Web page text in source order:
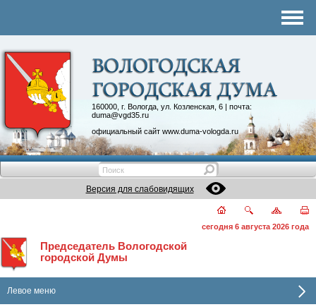
160000, г. Вологда, ул. Козленская, 6 | почта:
duma@vgd35.ru
официальный сайт www.duma-vologda.ru
Контакты
Депутатские объединения
Версия для слабовидящих
сегодня 6 августа 2026 года
Председатель Вологодской
городской Думы
Левое меню